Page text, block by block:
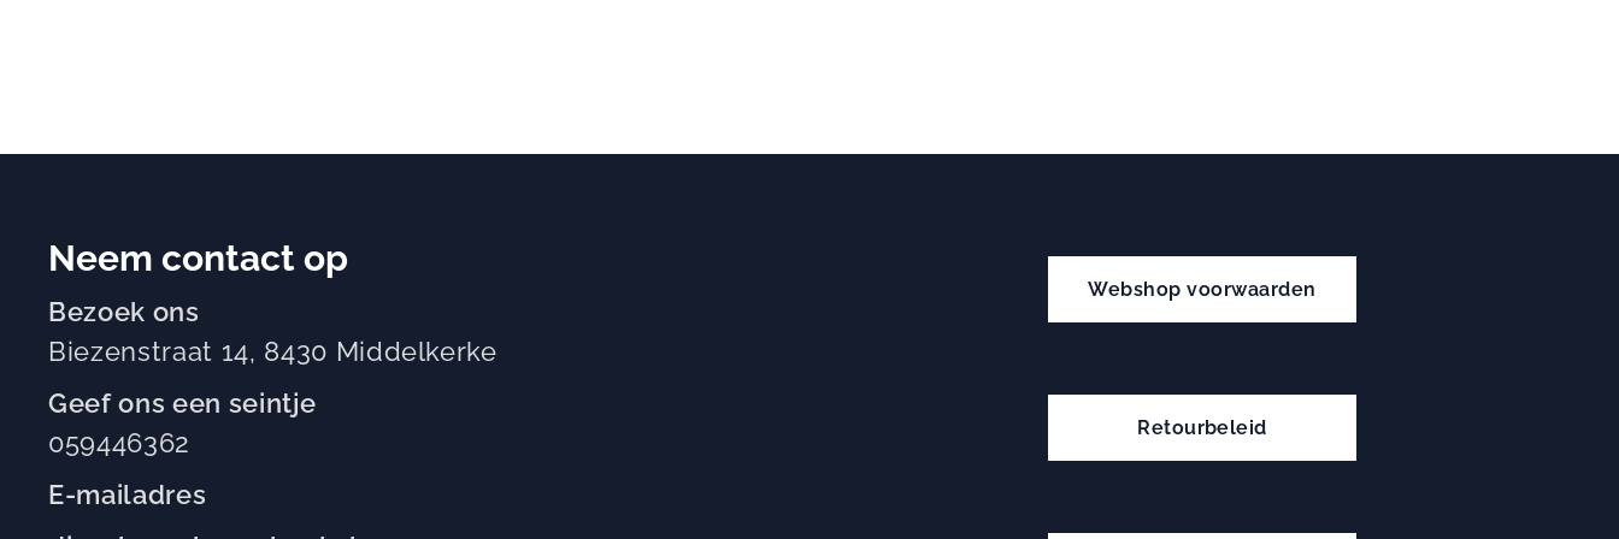
Neem contact op
Bezoek ons
Biezenstraat 14, 8430 Middelkerke
Geef ons een seintje
059446362
E-mailadres
Webshop voorwaarden
Retourbeleid